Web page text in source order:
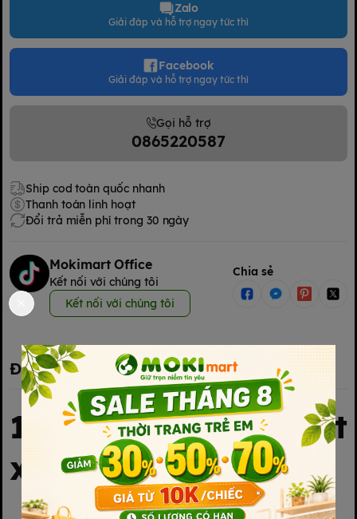
Zalo
Giải đáp và hỗ trợ ngay tức thì
Facebook
Giải đáp và hỗ trợ ngay tức thì
Gọi hỗ trợ
0865220587
Ship cod toàn quốc nhanh
Thanh toán linh hoạt
Đổi trả miễn phí trong 30 ngày
Mokimart Office
Kết nối với chúng tôi
Kết nối với chúng tôi
Chia sẻ
Đặc điểm nổi bật
1. Nguồn gốc xuất
xứ